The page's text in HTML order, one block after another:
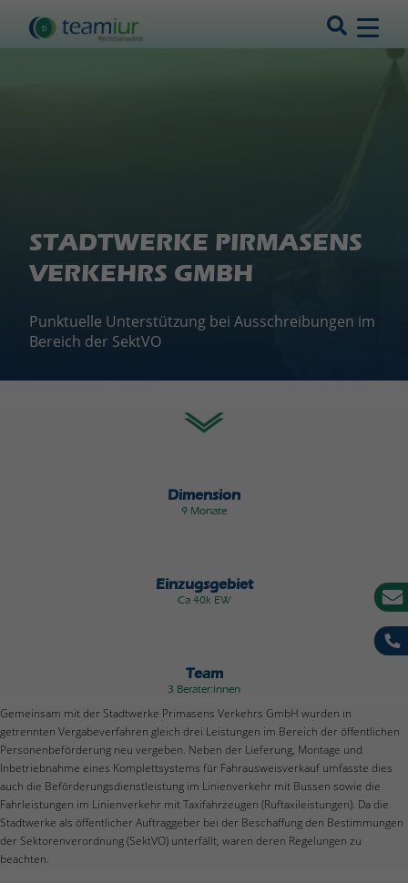
STADTWERKE PIRMASENS
VERKEHRS GMBH
Punktuelle Unterstützung bei Ausschreibungen im
Bereich der SektVO
Dimension
9 Monate
Einzugsgebiet
Ca 40k EW
Team
3 Berater:innen
Gemeinsam mit der Stadtwerke Primasens Verkehrs GmbH wurden in
getrennten Vergabeverfahren gleich drei Leistungen im Bereich der öffentlichen
Personenbeförderung neu vergeben. Neben der Lieferung, Montage und
Inbetriebnahme eines Komplettsystems für Fahrausweisverkauf umfasste dies
auch die Beförderungsdienstleistung im Linienverkehr mit Bussen sowie die
Fahrleistungen im Linienverkehr mit Taxifahrzeugen (Ruftaxileistungen). Da die
Stadtwerke als öffentlicher Auftraggeber bei der Beschaffung den Bestimmungen
der Sektorenverordnung (SektVO) unterfällt, waren deren Regelungen zu
beachten.